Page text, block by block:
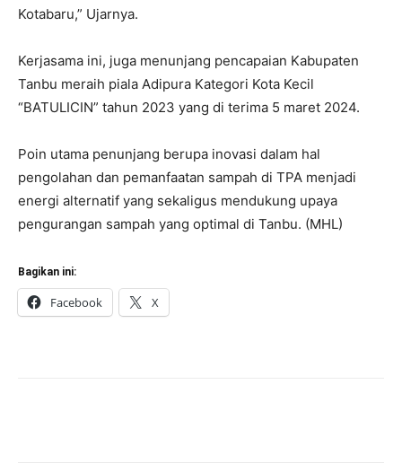
Kotabaru,” Ujarnya.
Kerjasama ini, juga menunjang pencapaian Kabupaten
Tanbu meraih piala Adipura Kategori Kota Kecil
“BATULICIN” tahun 2023 yang di terima 5 maret 2024.
Poin utama penunjang berupa inovasi dalam hal
pengolahan dan pemanfaatan sampah di TPA menjadi
energi alternatif yang sekaligus mendukung upaya
pengurangan sampah yang optimal di Tanbu. (MHL)
Bagikan ini:
Facebook X